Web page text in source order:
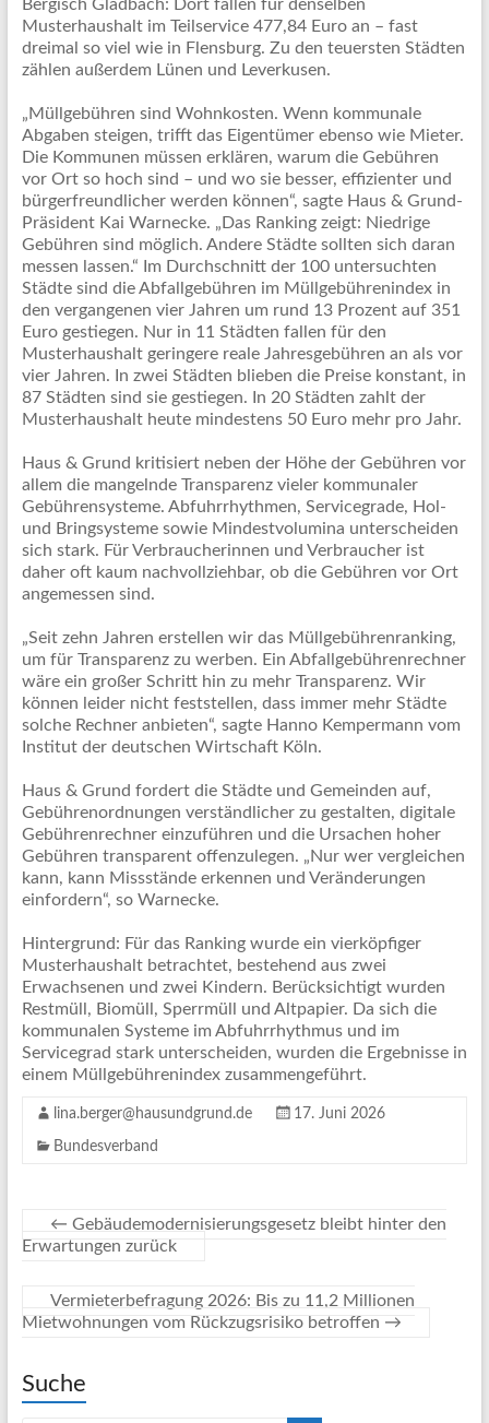
Bergisch Gladbach: Dort fallen für denselben
Musterhaushalt im Teilservice 477,84 Euro an – fast
dreimal so viel wie in Flensburg. Zu den teuersten Städten
zählen außerdem Lünen und Leverkusen.
„Müllgebühren sind Wohnkosten. Wenn kommunale
Abgaben steigen, trifft das Eigentümer ebenso wie Mieter.
Die Kommunen müssen erklären, warum die Gebühren
vor Ort so hoch sind – und wo sie besser, effizienter und
bürgerfreundlicher werden können“, sagte Haus & Grund-
Präsident Kai Warnecke. „Das Ranking zeigt: Niedrige
Gebühren sind möglich. Andere Städte sollten sich daran
messen lassen.“ Im Durchschnitt der 100 untersuchten
Städte sind die Abfallgebühren im Müllgebührenindex in
den vergangenen vier Jahren um rund 13 Prozent auf 351
Euro gestiegen. Nur in 11 Städten fallen für den
Musterhaushalt geringere reale Jahresgebühren an als vor
vier Jahren. In zwei Städten blieben die Preise konstant, in
87 Städten sind sie gestiegen. In 20 Städten zahlt der
Musterhaushalt heute mindestens 50 Euro mehr pro Jahr.
Haus & Grund kritisiert neben der Höhe der Gebühren vor
allem die mangelnde Transparenz vieler kommunaler
Gebührensysteme. Abfuhrrhythmen, Servicegrade, Hol-
und Bringsysteme sowie Mindestvolumina unterscheiden
sich stark. Für Verbraucherinnen und Verbraucher ist
daher oft kaum nachvollziehbar, ob die Gebühren vor Ort
angemessen sind.
„Seit zehn Jahren erstellen wir das Müllgebührenranking,
um für Transparenz zu werben. Ein Abfallgebührenrechner
wäre ein großer Schritt hin zu mehr Transparenz. Wir
können leider nicht feststellen, dass immer mehr Städte
solche Rechner anbieten“, sagte Hanno Kempermann vom
Institut der deutschen Wirtschaft Köln.
Haus & Grund fordert die Städte und Gemeinden auf,
Gebührenordnungen verständlicher zu gestalten, digitale
Gebührenrechner einzuführen und die Ursachen hoher
Gebühren transparent offenzulegen. „Nur wer vergleichen
kann, kann Missstände erkennen und Veränderungen
einfordern“, so Warnecke.
Hintergrund: Für das Ranking wurde ein vierköpfiger
Musterhaushalt betrachtet, bestehend aus zwei
Erwachsenen und zwei Kindern. Berücksichtigt wurden
Restmüll, Biomüll, Sperrmüll und Altpapier. Da sich die
kommunalen Systeme im Abfuhrrhythmus und im
Servicegrad stark unterscheiden, wurden die Ergebnisse in
einem Müllgebührenindex zusammengeführt.
lina.berger@hausundgrund.de 17. Juni 2026
Bundesverband
← Gebäudemodernisierungsgesetz bleibt hinter den
Erwartungen zurück
Vermieterbefragung 2026: Bis zu 11,2 Millionen
Mietwohnungen vom Rückzugsrisiko betroffen →
Suche